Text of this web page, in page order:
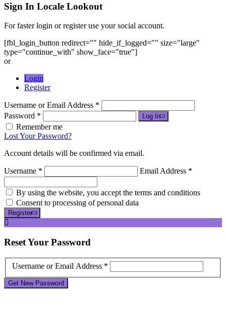
Sign In Locale Lookout
For faster login or register use your social account.
[fbl_login_button redirect="" hide_if_logged="" size="large"
type="continue_with" show_face="true"]
or
Login
Register
Username or Email Address *
Password *
Log In
Remember me
Lost Your Password?
Account details will be confirmed via email.
Username * Email Address *
By using the website, you accept the terms and conditions
Consent to processing of personal data
Register
ResetYour Password
Username or Email Address *